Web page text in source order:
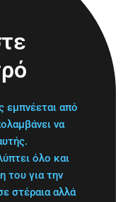
εμπνέεται από
να
όλο και
του για την
στέραια αλλά